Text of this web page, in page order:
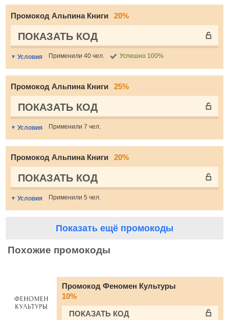
Промокод Альпина Книги 20%
ПОКАЗАТЬ КОД
Условия Применили 40 чел. Успешно 100%
Промокод Альпина Книги 25%
ПОКАЗАТЬ КОД
Условия Применили 7 чел.
Промокод Альпина Книги 20%
ПОКАЗАТЬ КОД
Условия Применили 5 чел.
Показать ещё промокоды
Похожие промокоды
Промокод Феномен Культуры
10%
ПОКАЗАТЬ КОД